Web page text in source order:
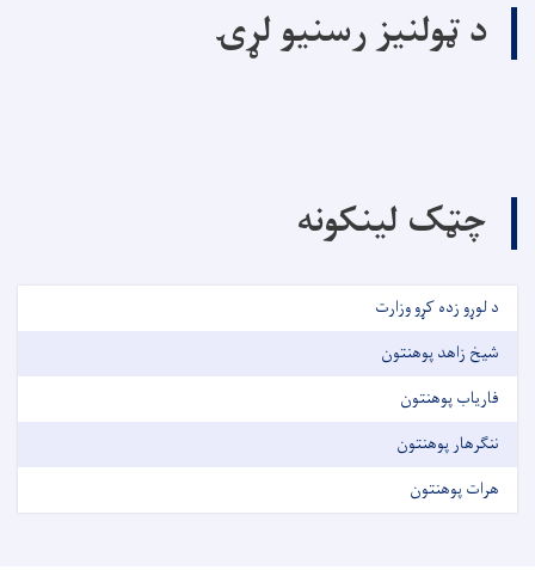
د ټولنیز رسنیو لړۍ
چټک لینکونه
د لوړو زده کړو وزارت
شیخ زاهد پوهنتون
فاریاب پوهنتون
ننګرهار پوهنتون
هرات پوهنتون